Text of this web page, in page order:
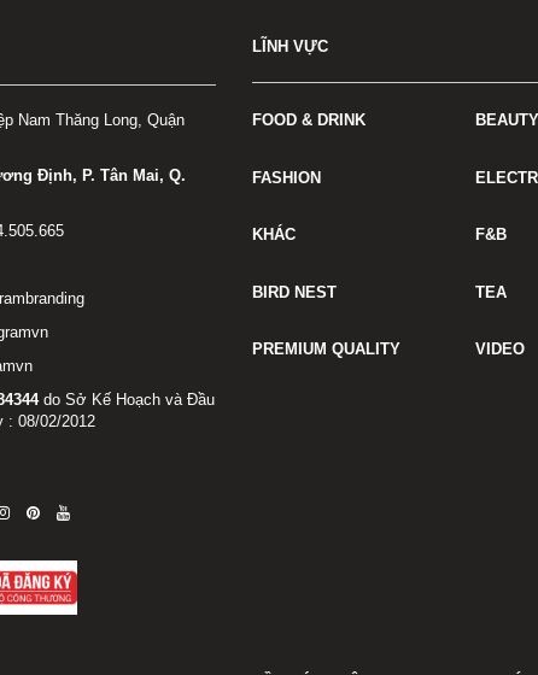
Nam Thăng Long, Quận
Định, P. Tân Mai, Q.
do Sở Kế Hoạch và Đầu
: 08/02/2012
LĨNH VỰC
FOOD & DRINK
FASHION
KHÁC F&B
BIRD NEST TEA
PREMIUM QUALITY VIDEO